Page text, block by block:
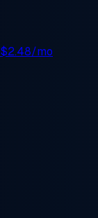
$2.48/mo